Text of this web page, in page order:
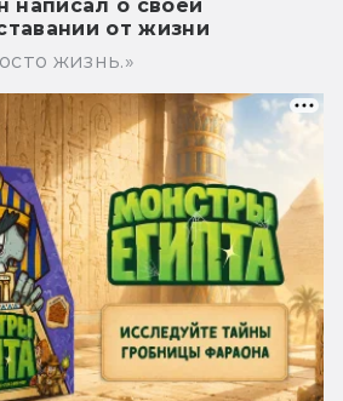
о своей
от жизни
жизнь.»